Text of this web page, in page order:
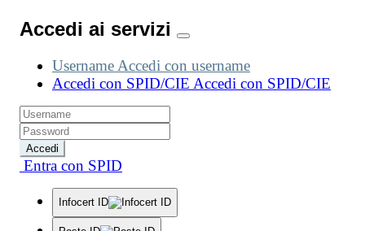
Accedi ai servizi
Username Accedi con username
Accedi con SPID/CIE Accedi con SPID/CIE
Accedi
Entra con SPID
Infocert ID